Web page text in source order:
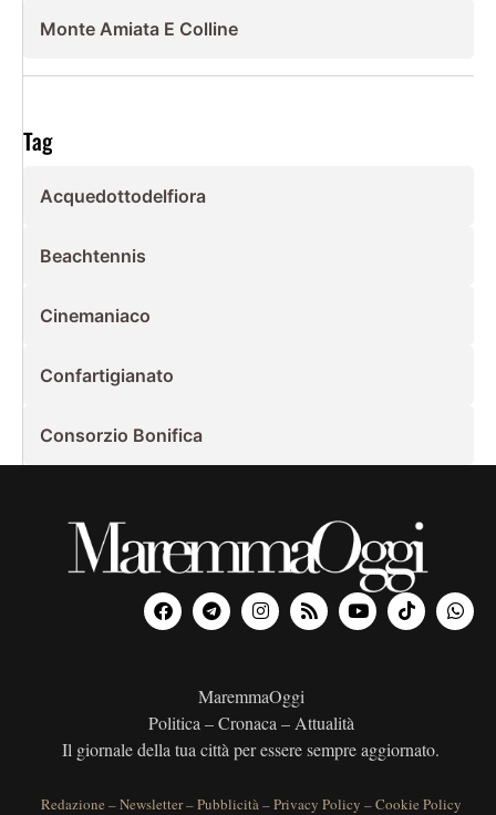
Monte Amiata E Colline
Tag
Acquedottodelfiora
Beachtennis
Cinemaniaco
Confartigianato
Consorzio Bonifica
MaremmaOggi
Politica – Cronaca – Attualità
Il giornale della tua città per essere sempre aggiornato.
Redazione –Newsletter–Pubblicità –Privacy Policy –Cookie Policy